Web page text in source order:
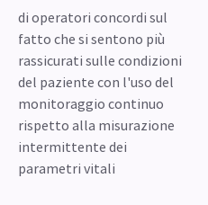
di operatori concordi sul
fatto che si sentono più
rassicurati sulle condizioni
del paziente con l'uso del
monitoraggio continuo
rispetto alla misurazione
intermittente dei
parametri vitali